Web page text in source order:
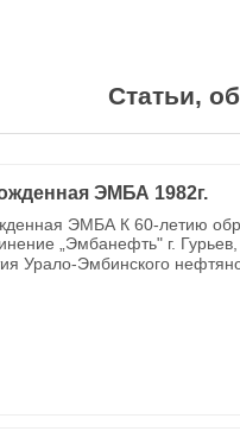
Статьи,
ЭМБА 1982г.
ЭМБА К 60-летию
„Эмбанефть" г.
Урало-Эмбинского